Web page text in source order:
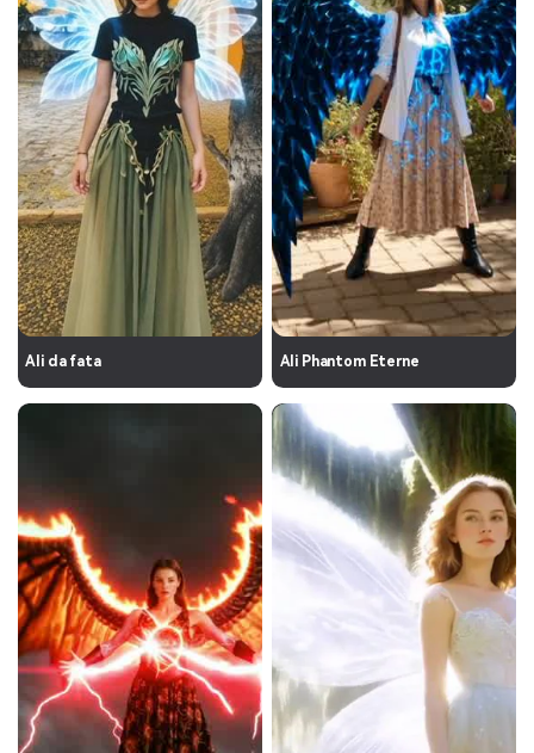
Ali da fata Ali Phantom Eterne